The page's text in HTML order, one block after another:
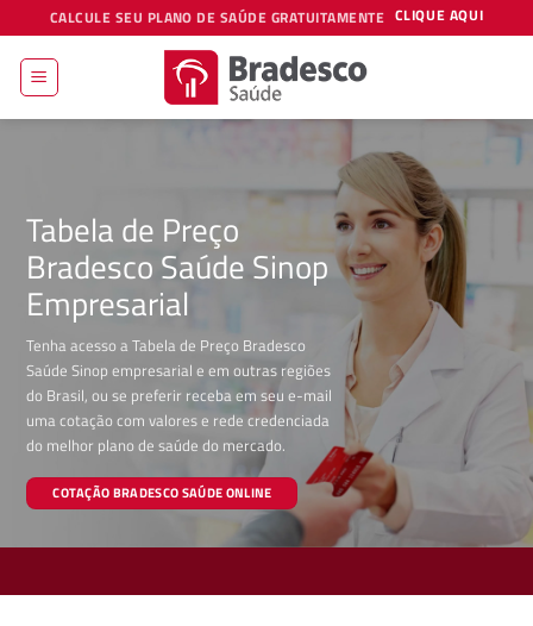
to
content
CALCULE SEU PLANO DE SAÚDE GRATUITAMENTE CLIQUE AQUI
Tabela de Preço
Bradesco Saúde Sinop
Empresarial
Tenha acesso a Tabela de Preço Bradesco
Saúde Sinop empresarial e em outras regiões
do Brasil, ou se preferir receba em seu e-mail
uma cotação com valores e rede credenciada
do melhor plano de saúde do mercado.
COTAÇÃO BRADESCO SAÚDE ONLINE